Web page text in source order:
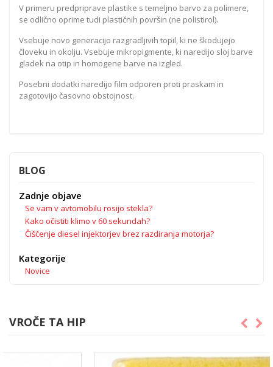
V primeru predpriprave plastike s temeljno barvo za polimere,
se odlično oprime tudi plastičnih površin (ne polistirol).
Vsebuje novo generacijo razgradljivih topil, ki ne škodujejo
človeku in okolju. Vsebuje mikropigmente, ki naredijo sloj barve
gladek na otip in homogene barve na izgled.
Posebni dodatki naredijo film odporen proti praskam in
zagotovijo časovno obstojnost.
BLOG
Zadnje objave
Se vam v avtomobilu rosijo stekla?
Kako očistiti klimo v 60 sekundah?
Čiščenje diesel injektorjev brez razdiranja motorja?
Kategorije
Novice
VROČE TA HIP